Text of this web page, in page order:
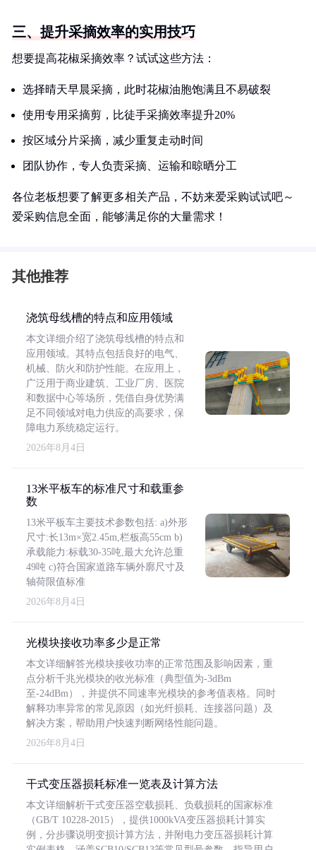
三、提升采摘效率的实用技巧
想要提高花椒采摘效率？试试这些方法：
选择晴天早晨采摘，此时花椒油胞饱满且不易破裂
使用专用采摘剪，比徒手采摘效率提升20%
按区域分片采摘，减少重复走动时间
团队协作，专人负责采摘、运输和晾晒分工
各位老板想要了解更多相关产品，不妨来爱采购试试吧～
爱采购信息全面，能够满足你的大量需求！
其他推荐
浇筑母线槽的特点和应用领域
本文详细介绍了浇筑母线槽的特点和
应用领域。其特点包括良好的电气、
机械、防火和防护性能。在应用上，
广泛用于商业建筑、工业厂房、医院
和数据中心等场所，凭借自身优势满
足不同领域对电力供应的高要求，保
障电力系统稳定运行。
2026年8月4日
13米平板车的标准尺寸和载重参
数
13米平板车主要技术参数包括: a)外形
尺寸:长13m×宽2.45m,栏板高55cm b)
承载能力:标载30-35吨,最大允许总重
49吨 c)符合国家道路车辆外廓尺寸及
轴荷限值标准
2026年8月4日
光模块接收功率多少是正常
本文详细解答光模块接收功率的正常范围及影响因素，重
点分析千兆光模块的收光标准（典型值为-3dBm
至-24dBm），并提供不同速率光模块的参考值表格。同时
解释功率异常的常见原因（如光纤损耗、连接器问题）及
解决方案，帮助用户快速判断网络性能问题。
2026年8月4日
干式变压器损耗标准一览表及计算方法
本文详细解析干式变压器空载损耗、负载损耗的国家标准
（GB/T 10228-2015），提供1000kVA变压器损耗计算实
例，分步骤说明变损计算方法，并附电力变压器损耗计算